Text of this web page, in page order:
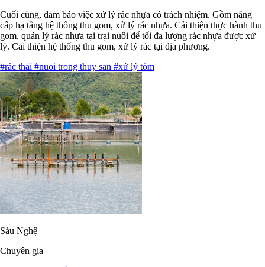
Cuối cùng, đảm bảo việc xử lý rác nhựa có trách nhiệm. Gồm nâng
cấp hạ tầng hệ thống thu gom, xử lý rác nhựa. Cải thiện thực hành thu
gom, quản lý rác nhựa tại trại nuôi để tối đa lượng rác nhựa được xử
lý. Cải thiện hệ thống thu gom, xử lý rác tại địa phương.
#rác thải #nuoi trong thuy san #xử lý tôm
Sáu Nghệ
Chuyên gia